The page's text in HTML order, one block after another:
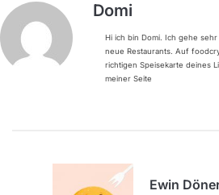
Domi
Hi ich bin Domi. Ich gehe
neue Restaurants. Auf
richtigen Speisekarte deines
meiner Seite
Ewin